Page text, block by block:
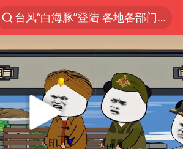
台风“白海豚”登陆 各地各部门全力应对
白海豚会重现杜苏芮强度吗
人形机器人第一股
中国女篮热身赛再胜尼日利亚女篮
上海地铁4条线路全线停运